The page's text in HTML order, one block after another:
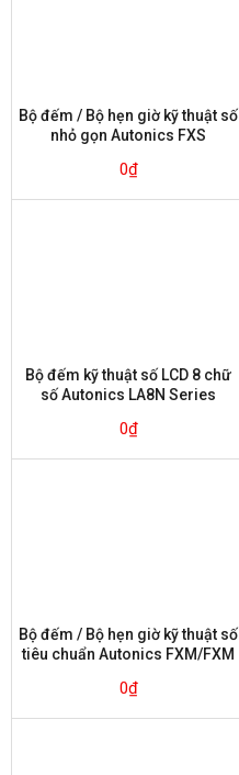
Bộ đếm / Bộ hẹn giờ kỹ thuật số
nhỏ gọn Autonics FXS
0₫
Bộ đếm kỹ thuật số LCD 8 chữ
số Autonics LA8N Series
0₫
Bộ đếm / Bộ hẹn giờ kỹ thuật số
tiêu chuẩn Autonics FXM/FXM
0₫